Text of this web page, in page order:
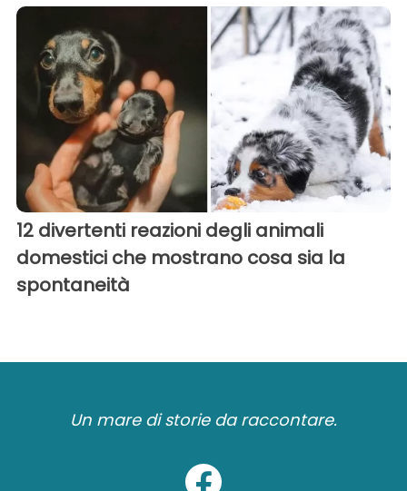
12 divertenti reazioni degli animali
domestici che mostrano cosa sia la
spontaneità
Un mare di storie da raccontare.